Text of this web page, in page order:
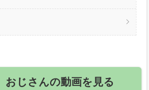
おじさんの動画を見る